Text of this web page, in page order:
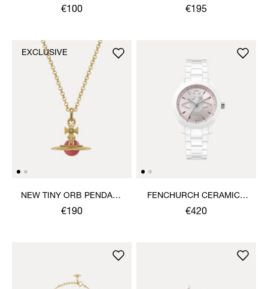
€100
BRACELET
€195
NEW TINY ORB PENDANT
NECKLACE
€190
EXCLUSIVE
FENCHURCH CERAMICA
WATCH
€420